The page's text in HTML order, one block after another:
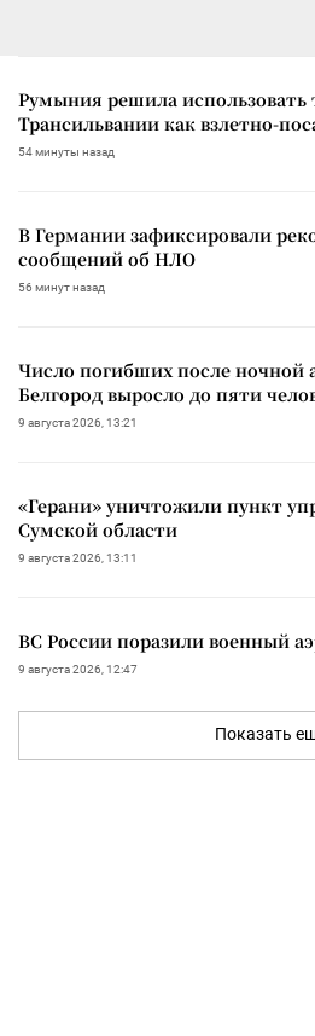
Румыния решила использовать
Трансильвании как взлетно-
54 минуты назад
В Германии зафиксировали
сообщений об НЛО
56 минут назад
Число погибших после ночной
Белгород выросло до пяти
9 августа 2026, 13:21
«Герани» уничтожили пункт
Сумской области
9 августа 2026, 13:11
ВС России поразили военный
9 августа 2026, 12:47
Показать